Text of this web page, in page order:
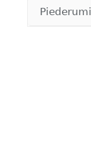
Piederumi